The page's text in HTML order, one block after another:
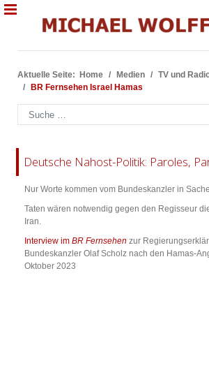
Aktuelle Seite: Home Medien
TV und
BR Fernsehen Israel Hamas
Suchen
Deutsche Nahost-Politik: Paroles,
Nur Worte kommen vom Bundeskanzler in
Taten wären notwendig gegen den Regisseur
Iran.
Interview im BR Fernsehen zur
Bundeskanzler Olaf Scholz nach den Hamas-
Oktober 2023